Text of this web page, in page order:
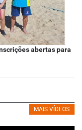
abertas para
MAIS VÍDEOS